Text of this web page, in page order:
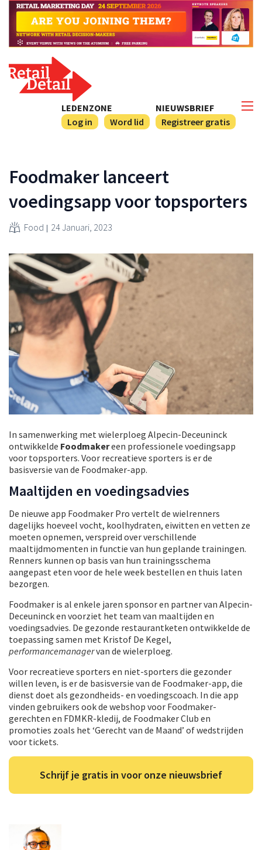
NIEUWSBRIEF
Registreer gratis
LEDENZONE
Log in
Word lid
Foodmaker lanceert
voedingsapp voor topsporters
Food 24 Januari, 2023
In samenwerking met wielerploeg Alpecin-Deceuninck
ontwikkelde Foodmakereen professionele voedingsapp
voor topsporters. Voor recreatieve sporters is er de
basisversie van de Foodmaker-app.
Maaltijden en voedingsadvies
De nieuwe app Foodmaker Pro vertelt de wielrenners
dagelijks hoeveel vocht, koolhydraten, eiwitten en vetten ze
moeten opnemen, verspreid over verschillende
maaltijdmomenten in functie van hun geplande trainingen.
Renners kunnen op basis van hun trainingsschema
aangepast eten voor de hele week bestellen en thuis laten
bezorgen.
Foodmaker is al enkele jaren sponsor en partner van Alpecin-
Deceuninck en voorziet het team van maaltijden en
voedingsadvies. De gezonde restaurantketen ontwikkelde de
toepassing samen met Kristof De Kegel,
performancemanagervan de wielerploeg.
Voor recreatieve sporters en niet-sporters die gezonder
willen leven, is er de basisversie van de Foodmaker-app, die
dienst doet als gezondheids- en voedingscoach. In die app
vinden gebruikers ook de webshop voor Foodmaker-
gerechten en FDMKR-kledij, de Foodmaker Club en
promoties zoals het ‘Gerecht van de Maand’ of wedstrijden
voor tickets.
Schrijf je gratis in voor onze nieuwsbrief